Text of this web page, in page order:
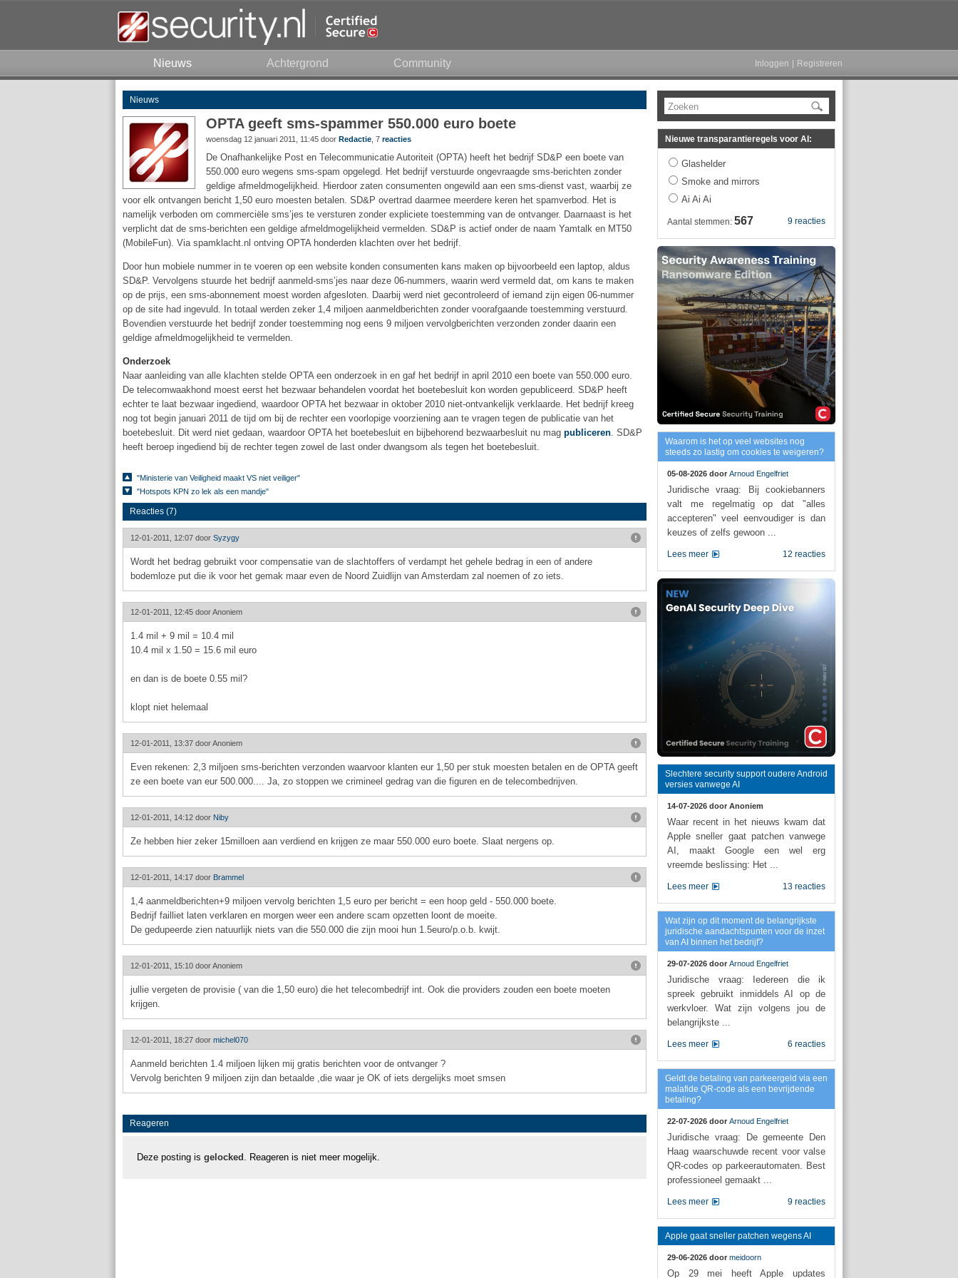
Nieuws Achtergrond Community Inloggen Registreren
Nieuws
OPTA geeft sms-spammer 550.000 euro boete
woensdag 12 januari 2011, 11:45 door Redactie , 7 reacties
De Onafhankelijke Post en Telecommunicatie Autoriteit (OPTA) heeft het bedrijf SD&P een boete van
550.000 euro wegens sms-spam opgelegd. Het bedrijf verstuurde ongevraagde sms-berichten zonder
geldige afmeldmogelijkheid. Hierdoor zaten consumenten ongewild aan een sms-dienst vast, waarbij ze
voor elk ontvangen bericht 1,50 euro moesten betalen. SD&P overtrad daarmee meerdere keren het spamverbod. Het is
namelijk verboden om commerciële sms’jes te versturen zonder expliciete toestemming van de ontvanger. Daarnaast is het
verplicht dat de sms-berichten een geldige afmeldmogelijkheid vermelden. SD&P is actief onder de naam Yamtalk en MT50
(MobileFun). Via spamklacht.nl ontving OPTA honderden klachten over het bedrijf.
Door hun mobiele nummer in te voeren op een website konden consumenten kans maken op bijvoorbeeld een laptop, aldus
SD&P. Vervolgens stuurde het bedrijf aanmeld-sms’jes naar deze 06-nummers, waarin werd vermeld dat, om kans te maken
op de prijs, een sms-abonnement moest worden afgesloten. Daarbij werd niet gecontroleerd of iemand zijn eigen 06-nummer
op de site had ingevuld. In totaal werden zeker 1,4 miljoen aanmeldberichten zonder voorafgaande toestemming verstuurd.
Bovendien verstuurde het bedrijf zonder toestemming nog eens 9 miljoen vervolgberichten verzonden zonder daarin een
geldige afmeldmogelijkheid te vermelden.
Onderzoek
Naar aanleiding van alle klachten stelde OPTA een onderzoek in en gaf het bedrijf in april 2010 een boete van 550.000 euro.
De telecomwaakhond moest eerst het bezwaar behandelen voordat het boetebesluit kon worden gepubliceerd. SD&P heeft
echter te laat bezwaar ingediend, waardoor OPTA het bezwaar in oktober 2010 niet-ontvankelijk verklaarde. Het bedrijf kreeg
nog tot begin januari 2011 de tijd om bij de rechter een voorlopige voorziening aan te vragen tegen de publicatie van het
boetebesluit. Dit werd niet gedaan, waardoor OPTA het boetebesluit en bijbehorend bezwaarbesluit nu mag publiceren. SD&P
heeft beroep ingediend bij de rechter tegen zowel de last onder dwangsom als tegen het boetebesluit.
"Ministerie van Veiligheid maakt VS niet veiliger"
"Hotspots KPN zo lek als een mandje"
Reacties (7)
12-01-2011, 12:07 door Syzygy
Wordt het bedrag gebruikt voor compensatie van de slachtoffers of verdampt het gehele bedrag in een of andere
bodemloze put die ik voor het gemak maar even de Noord Zuidlijn van Amsterdam zal noemen of zo iets.
12-01-2011, 12:45 doorAnoniem
1.4 mil + 9 mil = 10.4 mil
10.4 mil x 1.50 = 15.6 mil euro
en dan is de boete 0.55 mil?
klopt niet helemaal
12-01-2011, 13:37 doorAnoniem
Even rekenen: 2,3 miljoen sms-berichten verzonden waarvoor klanten eur 1,50 per stuk moesten betalen en de OPTA geeft
ze een boete van eur 500.000.... Ja, zo stoppen we crimineel gedrag van die figuren en de telecombedrijven.
12-01-2011, 14:12 door Niby
Ze hebben hier zeker 15milloen aan verdiend en krijgen ze maar 550.000 euro boete. Slaat nergens op.
12-01-2011, 14:17 door Brammel
1,4 aanmeldberichten+9 miljoen vervolg berichten 1,5 euro per bericht = een hoop geld - 550.000 boete.
Bedrijf failliet laten verklaren en morgen weer een andere scam opzetten loont de moeite.
De gedupeerde zien natuurlijk niets van die 550.000 die zijn mooi hun 1.5euro/p.o.b. kwijt.
12-01-2011, 15:10 doorAnoniem
jullie vergeten de provisie ( van die 1,50 euro) die het telecombedrijf int. Ook die providers zouden een boete moeten
krijgen.
12-01-2011, 18:27 door michel070
Aanmeld berichten 1.4 miljoen lijken mij gratis berichten voor de ontvanger ?
Vervolg berichten 9 miljoen zijn dan betaalde ,die waar je OK of iets dergelijks moet smsen
Reageren
Deze posting is gelocked . Reageren is niet meer mogelijk.
Zoeken
Nieuwe transparantieregels voor AI:
Glashelder
Smoke and mirrors
Ai Ai Ai
9 reacties
Aantal stemmen: 567
Waarom is het op veel websites nog
steeds zo lastig om cookies te weigeren?
05-08-2026 door Arnoud Engelfriet
Juridische vraag: Bij cookiebanners
valt me regelmatig op dat "alles
accepteren" veel eenvoudiger is dan
keuzes of zelfs gewoon ...
12 reacties
Lees meer
Slechtere security support oudere Android
versies vanwege AI
14-07-2026 door Anoniem
Waar recent in het nieuws kwam dat
Apple sneller gaat patchen vanwege
AI, maakt Google een wel erg
vreemde beslissing: Het ...
13 reacties
Lees meer
Wat zijn op dit moment de belangrijkste
juridische aandachtspunten voor de inzet
van AI binnen het bedrijf?
29-07-2026 door Arnoud Engelfriet
Juridische vraag: Iedereen die ik
spreek gebruikt inmiddels AI op de
werkvloer. Wat zijn volgens jou de
belangrijkste ...
6 reacties
Lees meer
Geldt de betaling van parkeergeld via een
malafide QR-code als een bevrijdende
betaling?
22-07-2026 door Arnoud Engelfriet
Juridische vraag: De gemeente Den
Haag waarschuwde recent voor valse
QR-codes op parkeerautomaten. Best
professioneel gemaakt ...
9 reacties
Lees meer
Apple gaat sneller patchen wegens AI
29-06-2026 door meidoorn
Op 29 mei heeft Apple updates